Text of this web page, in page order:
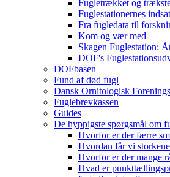
Fugletrækket og
Fuglestationernes
Fra fugledata til
Kom og vær med
Skagen Fuglestation:
DOF's
DOFbasen
Fund af død fugl
Dansk Ornitologisk
Fuglebrevkassen
Guides
De hyppigste spørgsmål om
Hvorfor er der færre
Hvordan får vi
Hvorfor er der mange
Hvad er